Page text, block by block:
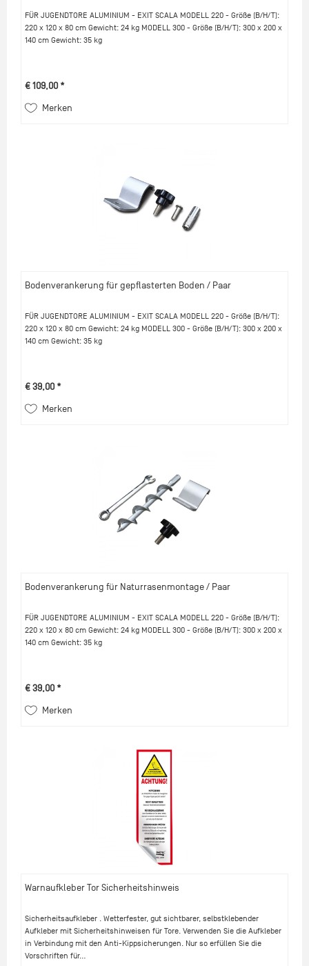
FÜR JUGENDTORE ALUMINIUM - EXIT SCALA MODELL 220 - Größe (B/H/T):
220 x 120 x 80 cm Gewicht: 24 kg MODELL 300 - Größe (B/H/T): 300 x 200 x
140 cm Gewicht: 35 kg
€ 109,00 *
Merken
Bodenverankerung für gepflasterten Boden / Paar
FÜR JUGENDTORE ALUMINIUM - EXIT SCALA MODELL 220 - Größe (B/H/T):
220 x 120 x 80 cm Gewicht: 24 kg MODELL 300 - Größe (B/H/T): 300 x 200 x
140 cm Gewicht: 35 kg
€ 39,00 *
Merken
Bodenverankerung für Naturrasenmontage / Paar
FÜR JUGENDTORE ALUMINIUM - EXIT SCALA MODELL 220 - Größe (B/H/T):
220 x 120 x 80 cm Gewicht: 24 kg MODELL 300 - Größe (B/H/T): 300 x 200 x
140 cm Gewicht: 35 kg
€ 39,00 *
Merken
Warnaufkleber Tor Sicherheitshinweis
Sicherheitsaufkleber . Wetterfester, gut sichtbarer, selbstklebender
Aufkleber mit Sicherheitshinweisen für Tore. Verwenden Sie die Aufkleber
in Verbindung mit den Anti-Kippsicherungen. Nur so erfüllen Sie die
Vorschriften für...